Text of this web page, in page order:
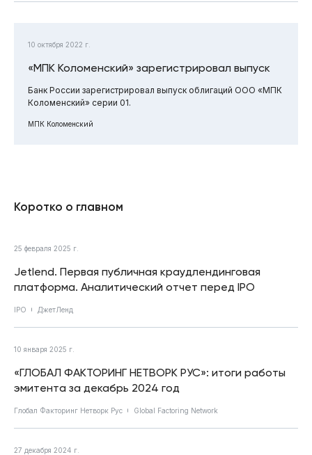
10 октября 2022 г.
«МПК Коломенский» зарегистрировал выпуск
Банк России зарегистрировал выпуск облигаций ООО «МПК
Коломенский» серии 01.
МПК Коломенский
Коротко о главном
25 февраля 2025 г.
Jetlend. Первая публичная краудлендинговая
платформа. Аналитический отчет перед IPO
IPO ДжетЛенд
10 января 2025 г.
«ГЛОБАЛ ФАКТОРИНГ НЕТВОРК РУС»: итоги работы
эмитента за декабрь 2024 год
Глобал Факторинг Нетворк Рус Global Factoring Network
27 декабря 2024 г.